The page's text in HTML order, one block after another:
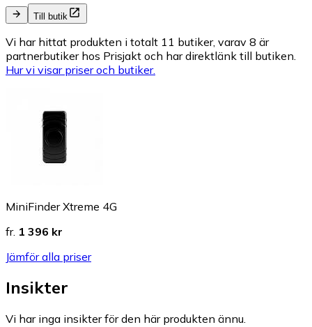
Till butik
Vi har hittat produkten i totalt 11 butiker, varav 8 är
partnerbutiker hos Prisjakt och har direktlänk till butiken.
Hur vi visar priser och butiker.
MiniFinder Xtreme 4G
fr. 1 396 kr
Jämför alla priser
Insikter
Vi har inga insikter för den här produkten ännu.